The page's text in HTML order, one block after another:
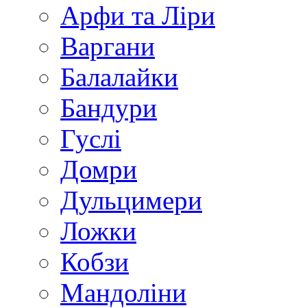
Арфи та Ліри
Варгани
Балалайки
Бандури
Гуслі
Домри
Дульцимери
Ложки
Кобзи
Мандоліни